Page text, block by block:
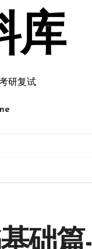
库
研复试
础篇-